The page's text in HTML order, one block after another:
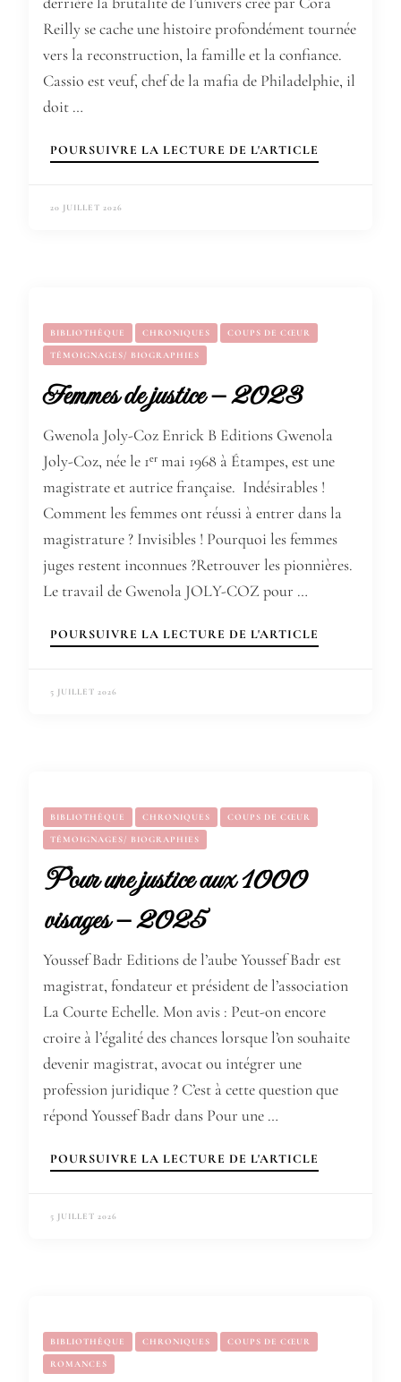
Reilly se cache une histoire profondément tournée
vers la reconstruction, la famille et la confiance.
Cassio est veuf, chef de la mafia de Philadelphie, il
doit …
POURSUIVRE LA LECTURE DE L'ARTICLE
20 JUILLET 2026
BIBLIOTHÈQUE CHRONIQUES COUPS DE CŒUR
TÉMOIGNAGES/ BIOGRAPHIES
Femmes de justice – 2023
Gwenola Joly-Coz Enrick B Editions Gwenola
Joly-Coz, née le 1ᵉʳ mai 1968 à Étampes, est une
magistrate et autrice française. Indésirables !
Comment les femmes ont réussi à entrer dans la
magistrature ? Invisibles ! Pourquoi les femmes
juges restent inconnues ?Retrouver les pionnières.
Le travail de Gwenola JOLY-COZ pour …
POURSUIVRE LA LECTURE DE L'ARTICLE
5 JUILLET 2026
BIBLIOTHÈQUE CHRONIQUES COUPS DE CŒUR
TÉMOIGNAGES/ BIOGRAPHIES
Pour une justice aux 1000
visages – 2025
Youssef Badr Editions de l’aube Youssef Badr est
magistrat, fondateur et président de l’association
La Courte Echelle. Mon avis : Peut-on encore
croire à l’égalité des chances lorsque l’on souhaite
devenir magistrat, avocat ou intégrer une
profession juridique ? C’est à cette question que
répond Youssef Badr dans Pour une …
POURSUIVRE LA LECTURE DE L'ARTICLE
5 JUILLET 2026
BIBLIOTHÈQUE CHRONIQUES COUPS DE CŒUR
ROMANCES